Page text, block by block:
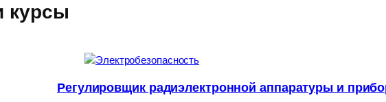
курсы
Регулировщик радиэлектронной аппаратуры и